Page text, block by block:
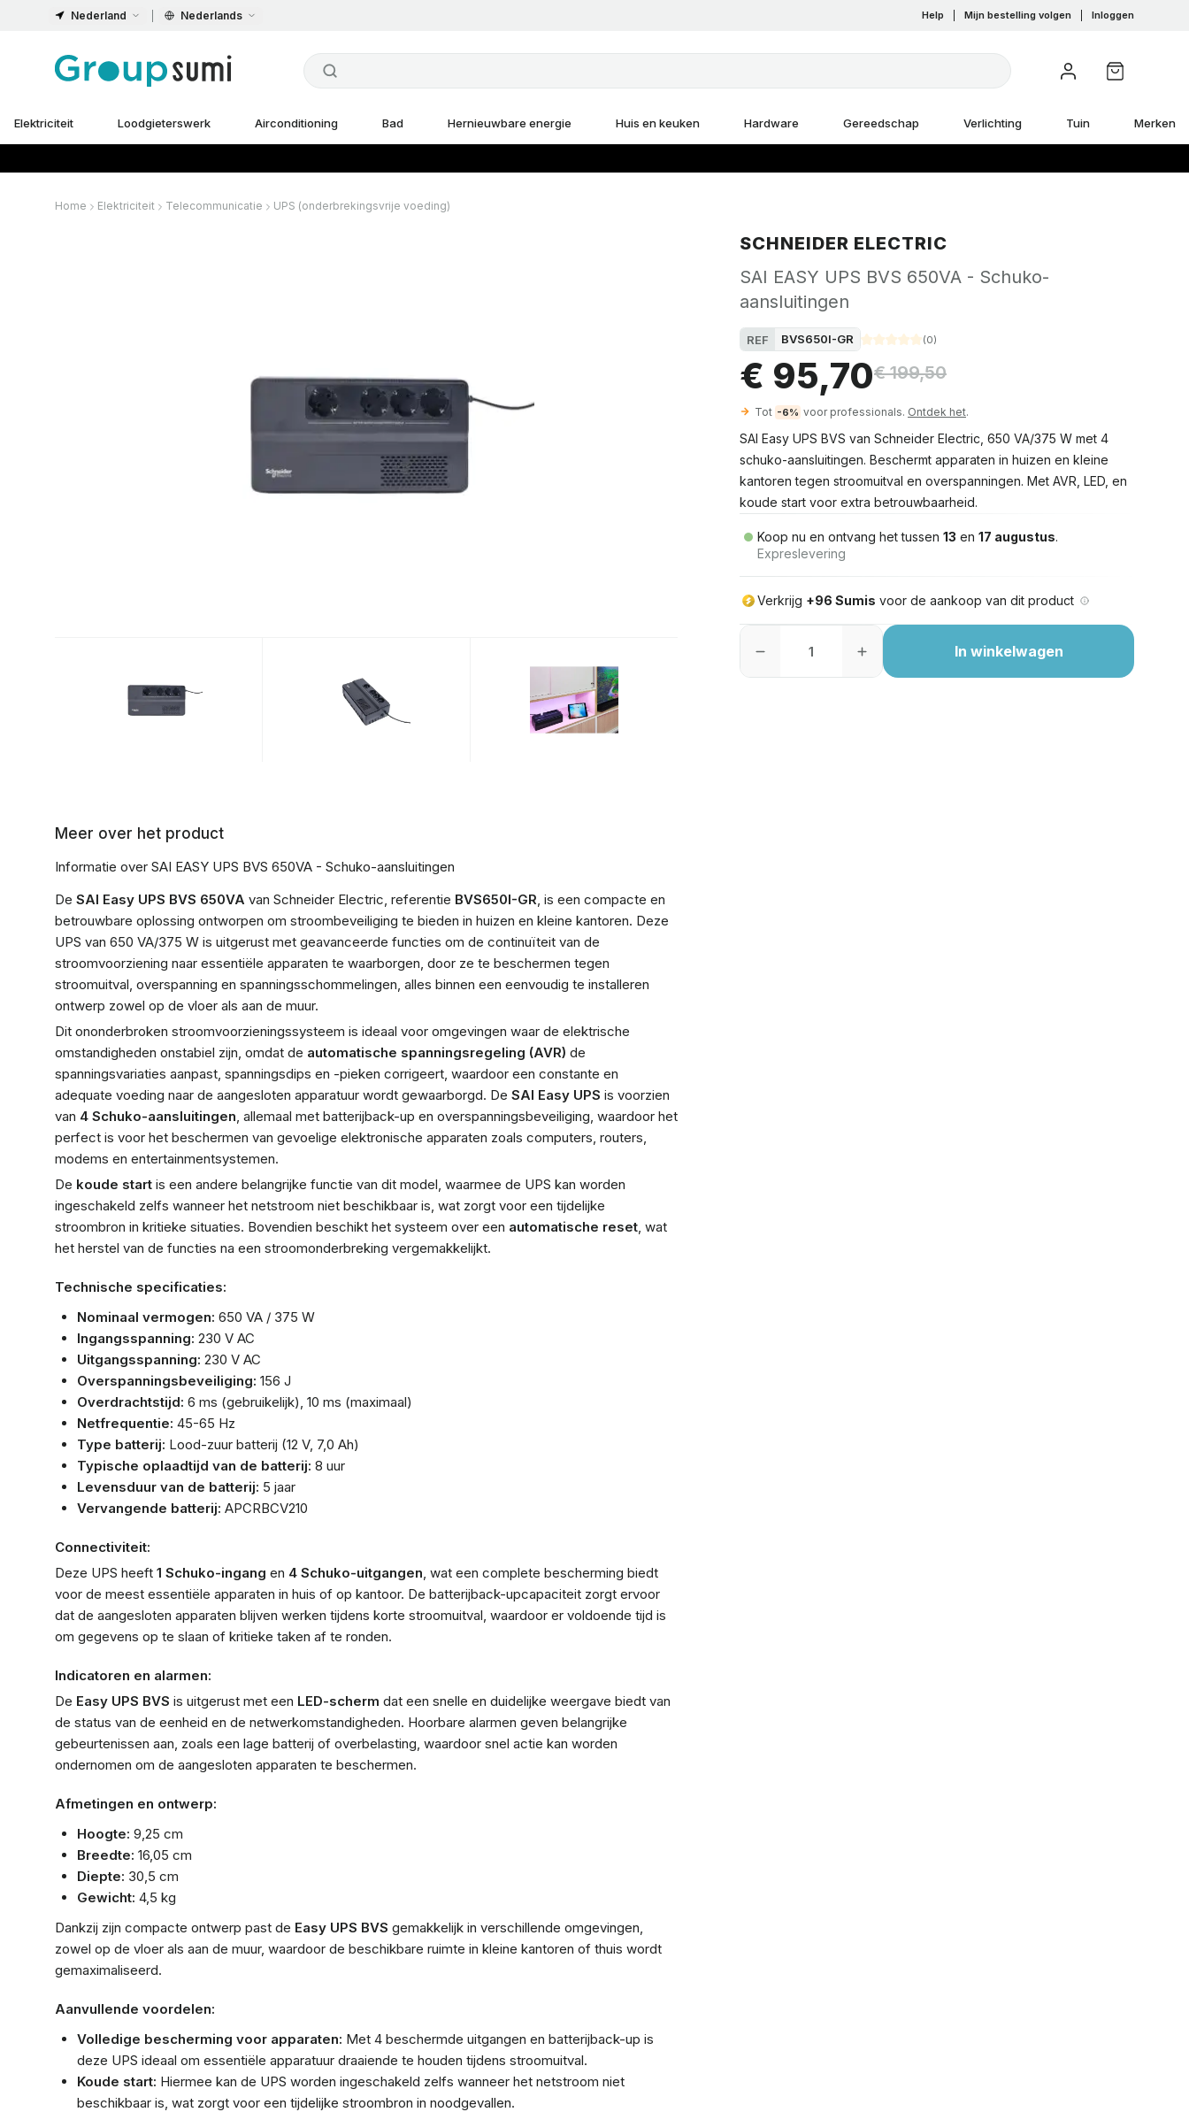
Nederland Nederlands Help Mijn bestelling volgen Inloggen
Elektriciteit Loodgieterswerk Airconditioning Bad Hernieuwbare energie Huis en keuken Hardware Gereedschap Verlichting Tuin Merken
Home Elektriciteit Telecommunicatie UPS (onderbrekingsvrije voeding)
SCHNEIDER ELECTRIC
SAI EASY UPS BVS 650VA - Schuko-
aansluitingen
REF BVS650I-GR (0)
€ 95,70€ 199,50
Tot -6% voor professionals. Ontdek het.
SAI Easy UPS BVS van Schneider Electric, 650 VA/375 W met 4
schuko-aansluitingen. Beschermt apparaten in huizen en kleine
kantoren tegen stroomuitval en overspanningen. Met AVR, LED, en
koude start voor extra betrouwbaarheid.
Koop nu en ontvang het tussen 13 en 17 augustus.
Expreslevering
Verkrijg +96 Sumis voor de aankoop van dit product
In winkelwagen
Meer over het product
Informatie over SAI EASY UPS BVS 650VA - Schuko-aansluitingen
De SAI Easy UPS BVS 650VA van Schneider Electric, referentie BVS650I-GR, is een compacte en
betrouwbare oplossing ontworpen om stroombeveiliging te bieden in huizen en kleine kantoren. Deze
UPS van 650 VA/375 W is uitgerust met geavanceerde functies om de continuïteit van de
stroomvoorziening naar essentiële apparaten te waarborgen, door ze te beschermen tegen
stroomuitval, overspanning en spanningsschommelingen, alles binnen een eenvoudig te installeren
ontwerp zowel op de vloer als aan de muur.
Dit ononderbroken stroomvoorzieningssysteem is ideaal voor omgevingen waar de elektrische
omstandigheden onstabiel zijn, omdat de automatische spanningsregeling (AVR) de
spanningsvariaties aanpast, spanningsdips en -pieken corrigeert, waardoor een constante en
adequate voeding naar de aangesloten apparatuur wordt gewaarborgd. De SAI Easy UPS is voorzien
van 4 Schuko-aansluitingen, allemaal met batterijback-up en overspanningsbeveiliging, waardoor het
perfect is voor het beschermen van gevoelige elektronische apparaten zoals computers, routers,
modems en entertainmentsystemen.
De koude start is een andere belangrijke functie van dit model, waarmee de UPS kan worden
ingeschakeld zelfs wanneer het netstroom niet beschikbaar is, wat zorgt voor een tijdelijke
stroombron in kritieke situaties. Bovendien beschikt het systeem over een automatische reset, wat
het herstel van de functies na een stroomonderbreking vergemakkelijkt.
Technische specificaties:
Nominaal vermogen: 650 VA / 375 W
Ingangsspanning: 230 V AC
Uitgangsspanning: 230 V AC
Overspanningsbeveiliging: 156 J
Overdrachtstijd: 6 ms (gebruikelijk), 10 ms (maximaal)
Netfrequentie: 45-65 Hz
Type batterij: Lood-zuur batterij (12 V, 7,0 Ah)
Typische oplaadtijd van de batterij: 8 uur
Levensduur van de batterij: 5 jaar
Vervangende batterij: APCRBCV210
Connectiviteit:
Deze UPS heeft 1 Schuko-ingang en 4 Schuko-uitgangen, wat een complete bescherming biedt
voor de meest essentiële apparaten in huis of op kantoor. De batterijback-upcapaciteit zorgt ervoor
dat de aangesloten apparaten blijven werken tijdens korte stroomuitval, waardoor er voldoende tijd is
om gegevens op te slaan of kritieke taken af te ronden.
Indicatoren en alarmen:
De Easy UPS BVS is uitgerust met een LED-scherm dat een snelle en duidelijke weergave biedt van
de status van de eenheid en de netwerkomstandigheden. Hoorbare alarmen geven belangrijke
gebeurtenissen aan, zoals een lage batterij of overbelasting, waardoor snel actie kan worden
ondernomen om de aangesloten apparaten te beschermen.
Afmetingen en ontwerp:
Hoogte: 9,25 cm
Breedte: 16,05 cm
Diepte: 30,5 cm
Gewicht: 4,5 kg
Dankzij zijn compacte ontwerp past de Easy UPS BVS gemakkelijk in verschillende omgevingen,
zowel op de vloer als aan de muur, waardoor de beschikbare ruimte in kleine kantoren of thuis wordt
gemaximaliseerd.
Aanvullende voordelen:
Volledige bescherming voor apparaten: Met 4 beschermde uitgangen en batterijback-up is
deze UPS ideaal om essentiële apparatuur draaiende te houden tijdens stroomuitval.
Koude start: Hiermee kan de UPS worden ingeschakeld zelfs wanneer het netstroom niet
beschikbaar is, wat zorgt voor een tijdelijke stroombron in noodgevallen.